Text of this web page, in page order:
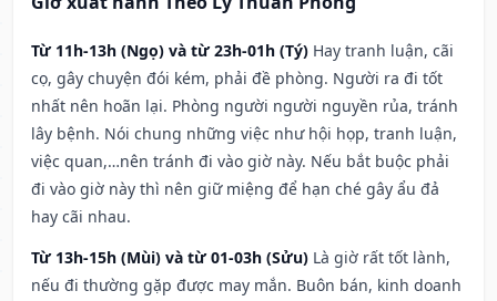
Từ 11h-13h (Ngọ) và từ 23h-01h (Tý) Hay tranh luận, cãi
cọ, gây chuyện đói kém, phải đề phòng. Người ra đi tốt
nhất nên hoãn lại. Phòng người người nguyền rủa, tránh
lây bệnh. Nói chung những việc như hội họp, tranh luận,
việc quan,…nên tránh đi vào giờ này. Nếu bắt buộc phải
đi vào giờ này thì nên giữ miệng để hạn ché gây ẩu đả
hay cãi nhau.
Từ 13h-15h (Mùi) và từ 01-03h (Sửu) Là giờ rất tốt lành,
nếu đi thường gặp được may mắn. Buôn bán, kinh doanh